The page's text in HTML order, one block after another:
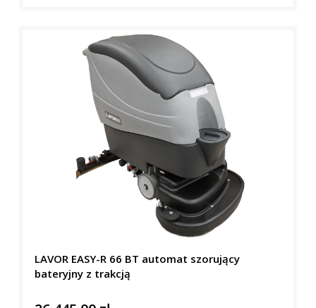
LAVOR EASY-R 66 BT automat szorujący
bateryjny z trakcją